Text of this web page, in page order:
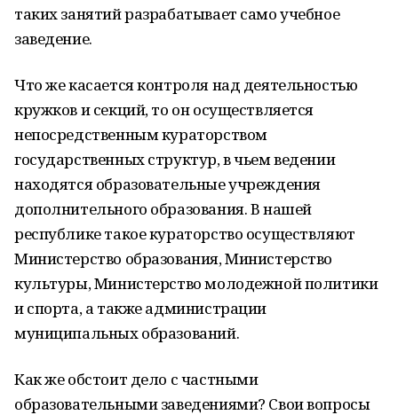
таких занятий разрабатывает само учебное
заведение.
Что же касается контроля над деятельностью
кружков и секций, то он осуществляется
непосредственным кураторством
государственных структур, в чьем ведении
находятся образовательные учреждения
дополнительного образования. В нашей
республике такое кураторство осуществляют
Министерство образования, Министерство
культуры, Министерство молодежной политики
и спорта, а также администрации
муниципальных образований.
Как же обстоит дело с частными
образовательными заведениями? Свои вопросы